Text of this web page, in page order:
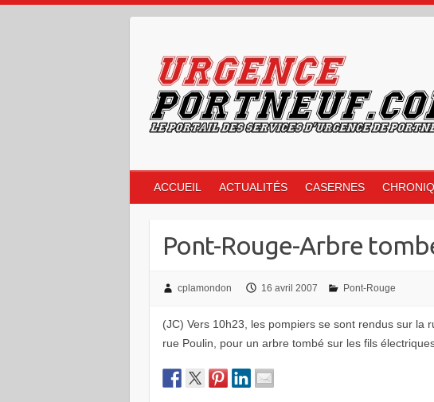
ACCUEIL ACTUALITÉS CASERNES
Pont-Rouge-Arbre
cplamondon 16 avril 2007 Pont-Rouge
(JC) Vers 10h23, les pompiers se sont rendus sur la
rue Poulin, pour un arbre tombé sur les fils